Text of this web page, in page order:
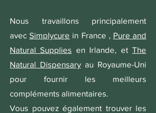
Nous travaillons principalement
avecSimplycure in France , Pure and
Natural Supplies en Irlande, etThe
Natural Dispensary au Royaume-Uni
pour fournir les meilleurs
compléments alimentaires.
Vous pouvez également trouver les